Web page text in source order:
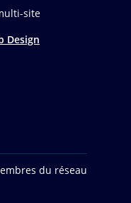
site
Design
du réseau